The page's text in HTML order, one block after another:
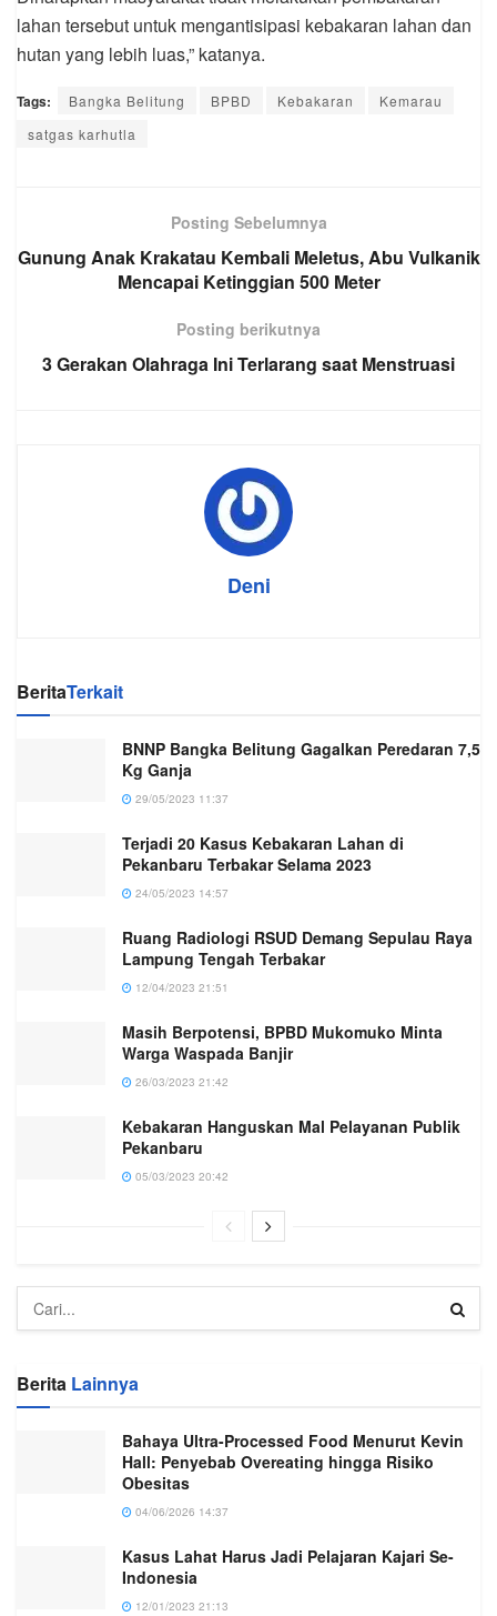
lahan tersebut untuk mengantisipasi kebakaran lahan dan
hutan yang lebih luas,” katanya.
Tags: Bangka Belitung BPBD Kebakaran
Kemarau
satgas karhutla
Posting Sebelumnya
Gunung Anak Krakatau Kembali Meletus, Abu Vulkanik
Mencapai Ketinggian 500 Meter
Posting berikutnya
3 Gerakan Olahraga Ini Terlarang saat Menstruasi
Deni
BeritaTerkait
BNNP Bangka Belitung Gagalkan Peredaran 7,5
Kg Ganja
29/05/2023 11:37
Terjadi 20 Kasus Kebakaran Lahan di
Pekanbaru Terbakar Selama 2023
24/05/2023 14:57
Ruang Radiologi RSUD Demang Sepulau Raya
Lampung Tengah Terbakar
12/04/2023 21:51
Masih Berpotensi, BPBD Mukomuko Minta
Warga Waspada Banjir
26/03/2023 21:42
Kebakaran Hanguskan Mal Pelayanan Publik
Pekanbaru
05/03/2023 20:42
Berita Lainnya
Bahaya Ultra-Processed Food Menurut Kevin
Hall: Penyebab Overeating hingga Risiko
Obesitas
04/06/2026 14:37
Kasus Lahat Harus Jadi Pelajaran Kajari Se-
Indonesia
12/01/2023 21:13